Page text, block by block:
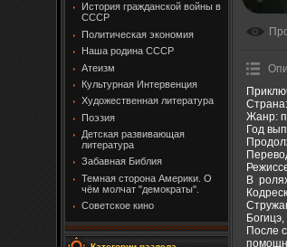
История гражданской войны в
СССР
Политическая экономия
Наша родина СССР
Атеизм
Культурная Интервенция
Художественная литература
Поэзия
Детская развивающая
литература
Забавная Библия
Темная сторона Америки. О
чём молчат "демократы".
Советское кино
Жанр:
Год
В
После